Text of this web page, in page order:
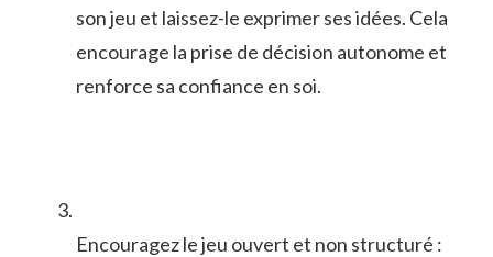
son jeu ⁢et laissez-le exprimer ses ⁢idées. Cela
encourage la prise⁣ de décision autonome et
renforce sa confiance en soi.
Encouragez‌ le⁢ jeu ouvert⁤ et non structuré‍ :